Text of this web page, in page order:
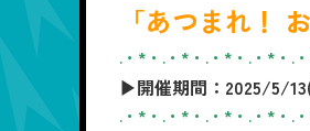
「あつまれ！
.・*・.・*・.・*・.・*・.
▶開催期間：2025/5/
.・*・.・*・.・*・.・*・.